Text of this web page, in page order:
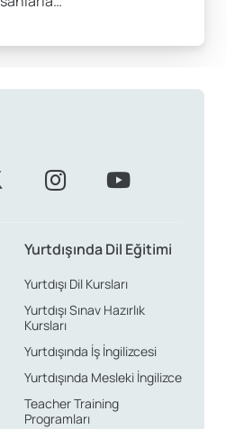
Yurtdışında Dil Eğitimi
Yurtdışı Dil Kursları
Yurtdışı Sınav Hazırlık
Kursları
Yurtdışında İş İngilizcesi
Yurtdışında Mesleki İngilizce
Teacher Training
Programları